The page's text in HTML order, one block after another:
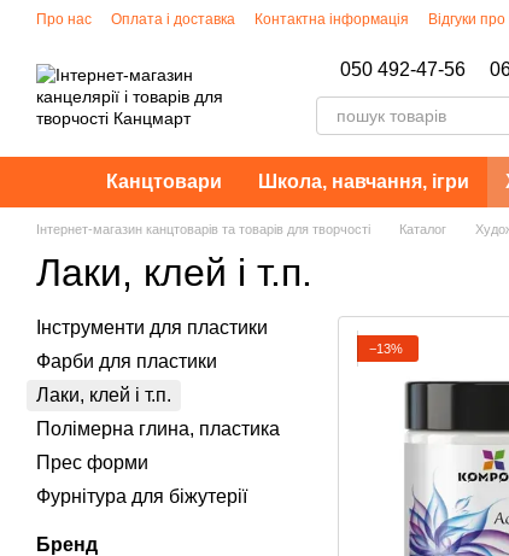
Перейти до основного контенту
Про нас Оплата і доставка Контактна інформація Відгуки
050 492-47-56
Канцтовари Школа, навчання, ігри
Інтернет-магазин канцтоварів та товарів для творчості Каталог
Лаки, клей і т.п.
−13%
Інструменти для пластики
Фарби для пластики
Лаки, клей і т.п.
Полімерна глина, пластика
Прес форми
Фурнітура для біжутерії
Бренд